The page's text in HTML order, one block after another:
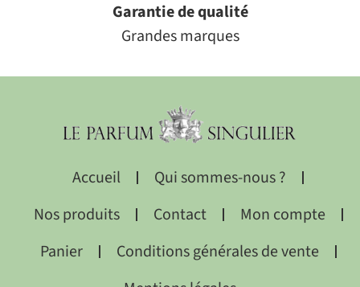
Garantie de qualité
Grandes marques
Accueil
Qui sommes-nous ?
Nos produits
Contact
Mon compte
Panier
Conditions générales de vente